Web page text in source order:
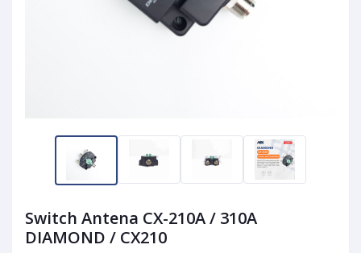
Switch Antena CX-210A / 310A
DIAMOND / CX210